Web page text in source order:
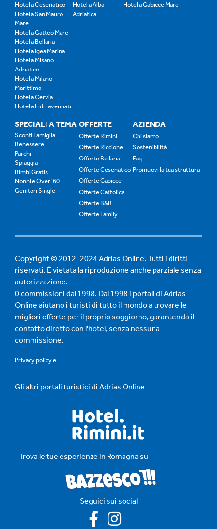
Hotel a Cesenatico
Hotel a San Mauro
Mare
Hotel a Gatteo Mare
Hotel a Bellaria
Hotel a Igea Marina
Hotel a Misano
Adriatico
Hotel a Milano
Marittima
Hotel a Cervia
Hotel a Lidi ravennati
Hotel a Alba
Adriatica
Hotel a Gabicce Mare
SPECIALI A TEMA
Sconti Famiglia
Benessere
Parchi
Spiaggia
Bimbi Gratis
Nonni e Over '60
Genitori Single
OFFERTE
Offerte Rimini
Offerte Riccione
Offerte Bellaria
Offerte Cesenatico
Offerte Gabicce
Offerte Cattolica
Offerte B&B
Offerte Family
AZIENDA
Chi siamo
Sostenibilità
Faq
Promuovi la tua struttura
Copyright © 2012–2024 Adrias Online. Tutti i diritti
riservati. È vietata la riproduzione anche parziale senza
autorizzazione.
0 commissioni dal 1998. Dal 1998 i portali di Adrias
Online aiutano i turisti di tutto il mondo a trovare le
migliori offerte per il proprio soggiorno, garantendo il
contatto diretto con l'hotel, senza nessuna
commissione.
Privacy policye
Gli altri portali turistici di Adrias Online
Trova le tue esperienze in Romagna su
Seguici sui social